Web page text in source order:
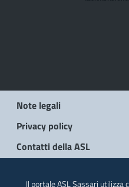
Note legali
Privacy policy
Contatti della ASL
Il portale ASL Sassari utilizza